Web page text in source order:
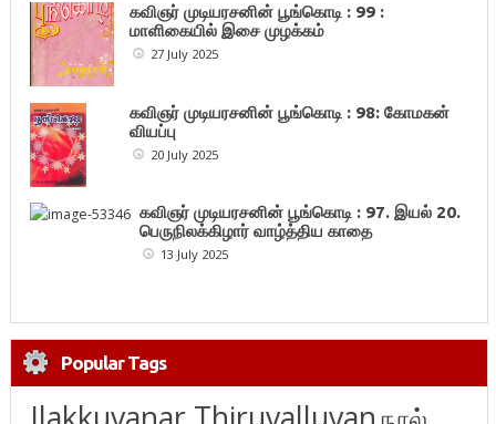
கவிஞர் முடியரசனின் பூங்கொடி : 99 :
மாளிகையில் இசை முழக்கம்
27 July 2025
கவிஞர் முடியரசனின் பூங்கொடி : 98: கோமகன்
வியப்பு
20 July 2025
கவிஞர் முடியரசனின் பூங்கொடி : 97. இயல் 20.
பெருநிலக்கிழார் வாழ்த்திய காதை
13 July 2025
Popular Tags